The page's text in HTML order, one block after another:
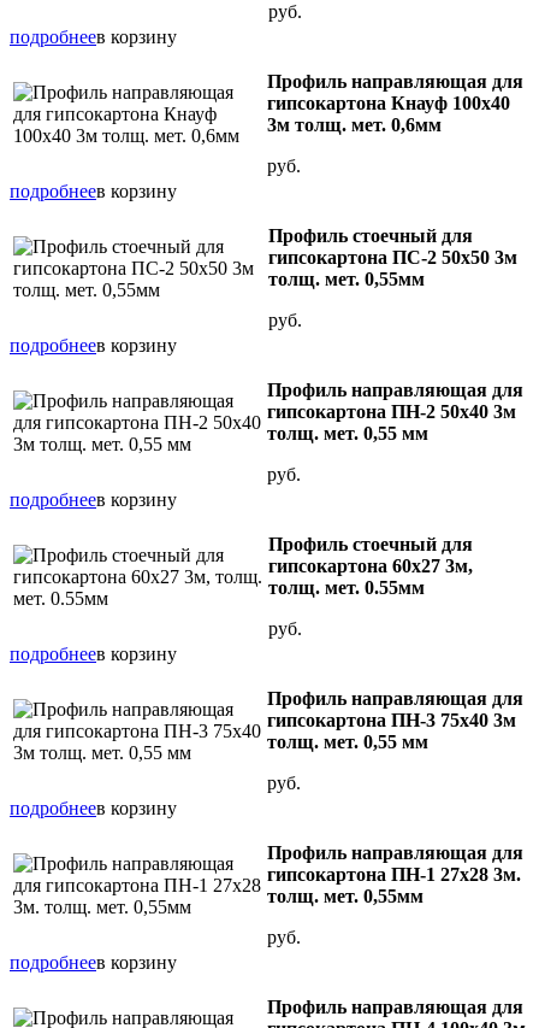
руб.
подробнеев корзину
Профиль направляющая для
гипсокартона Кнауф 100х40
3м толщ. мет. 0,6мм
руб.
подробнеев корзину
Профиль стоечный для
гипсокартона ПС-2 50х50 3м
толщ. мет. 0,55мм
руб.
подробнеев корзину
Профиль направляющая для
гипсокартона ПН-2 50х40 3м
толщ. мет. 0,55 мм
руб.
подробнеев корзину
Профиль стоечный для
гипсокартона 60х27 3м,
толщ. мет. 0.55мм
руб.
подробнеев корзину
Профиль направляющая для
гипсокартона ПН-3 75х40 3м
толщ. мет. 0,55 мм
руб.
подробнеев корзину
Профиль направляющая для
гипсокартона ПН-1 27х28 3м.
толщ. мет. 0,55мм
руб.
подробнеев корзину
Профиль направляющая для